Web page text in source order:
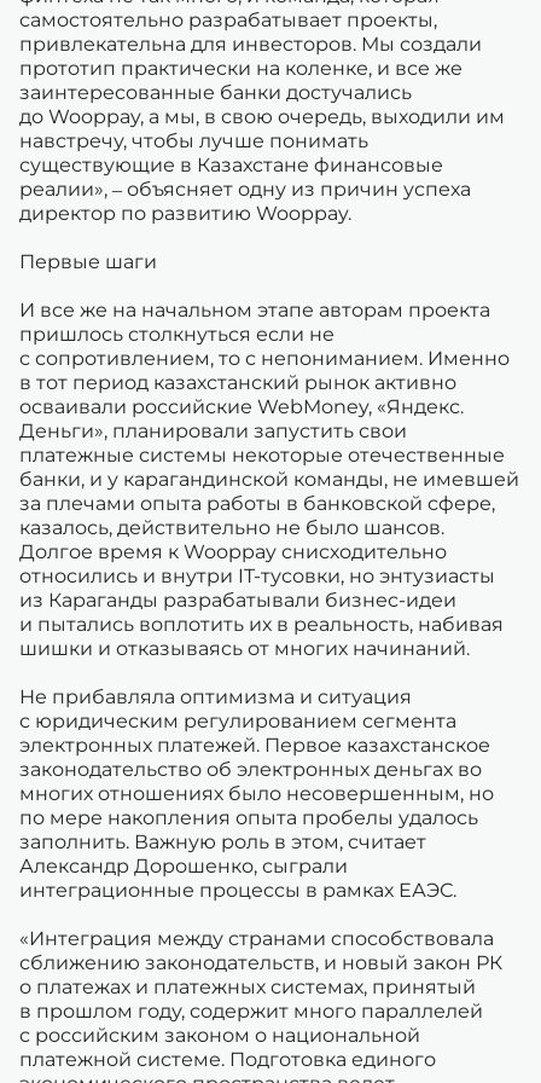
самостоятельно разрабатывает проекты,
привлекательна для инвесторов. Мы создали
прототип практически на коленке, и все же
заинтересованные банки достучались
до Wooppay, а мы, в свою очередь, выходили им
навстречу, чтобы лучше понимать
существующие в Казахстане финансовые
реалии», – объясняет одну из причин успеха
директор по развитию Wooppay.
Первые шаги
И все же на начальном этапе авторам проекта
пришлось столкнуться если не
с сопротивлением, то с непониманием. Именно
в тот период казахстанский рынок активно
осваивали российские WebMoney, «Яндекс.
Деньги», планировали запустить свои
платежные системы некоторые отечественные
банки, и у карагандинской команды, не имевшей
за плечами опыта работы в банковской сфере,
казалось, действительно не было шансов.
Долгое время к Wooppay снисходительно
относились и внутри IT-тусовки, но энтузиасты
из Караганды разрабатывали бизнес-идеи
и пытались воплотить их в реальность, набивая
шишки и отказываясь от многих начинаний.
Не прибавляла оптимизма и ситуация
с юридическим регулированием сегмента
электронных платежей. Первое казахстанское
законодательство об электронных деньгах во
многих отношениях было несовершенным, но
по мере накопления опыта пробелы удалось
заполнить. Важную роль в этом, считает
Александр Дорошенко, сыграли
интеграционные процессы в рамках ЕАЭС.
«Интеграция между странами способствовала
сближению законодательств, и новый закон РК
о платежах и платежных системах, принятый
в прошлом году, содержит много параллелей
с российским законом о национальной
платежной системе. Подготовка единого